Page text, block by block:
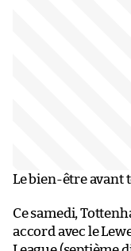
Le bien-être avant
Ce samedi,
accord avec le